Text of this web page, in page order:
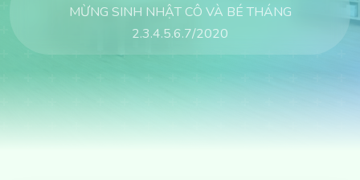
MỪNG SINH NHẬT CÔ VÀ BÉ THÁNG
2.3.4.5.6.7/2020